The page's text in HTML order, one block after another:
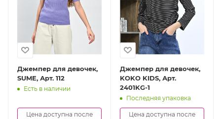
Джемпер для девочек,
SUME, Арт. 112
Есть в наличии
Цена доступна после
Джемпер для девочек,
KOKO KIDS, Арт.
2401KG-1
Последняя упаковка
Цена доступна после